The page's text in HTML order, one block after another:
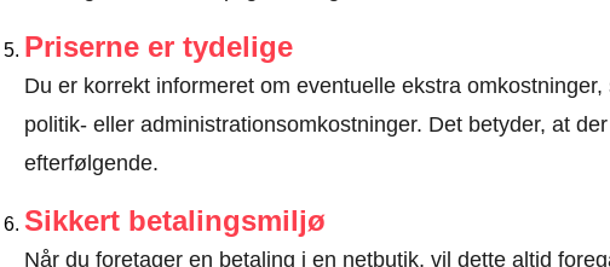
Priserne er tydelige
Du er korrekt informeret om eventuelle ekstra
politik- eller administrationsomkostninger. Det betyder, at
efterfølgende.
Sikkert betalingsmiljø
Når du foretager en betaling i en netbutik, vil dette altid